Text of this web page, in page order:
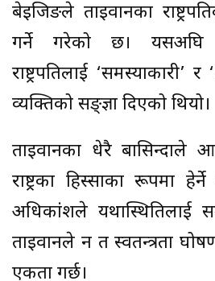
बेइजिङले ताइवानका
गर्ने गरेको छ। यसअघि
राष्ट्रपतिलाई ‘समस्याकारी’
व्यक्तिको सङ्ज्ञा दिएको थियो।
ताइवानका धेरै
राष्ट्रका हिस्साका रूपमा
अधिकांशले यथास्थितिलाई
ताइवानले न त स्वतन्त्रता
एकता गर्छ।